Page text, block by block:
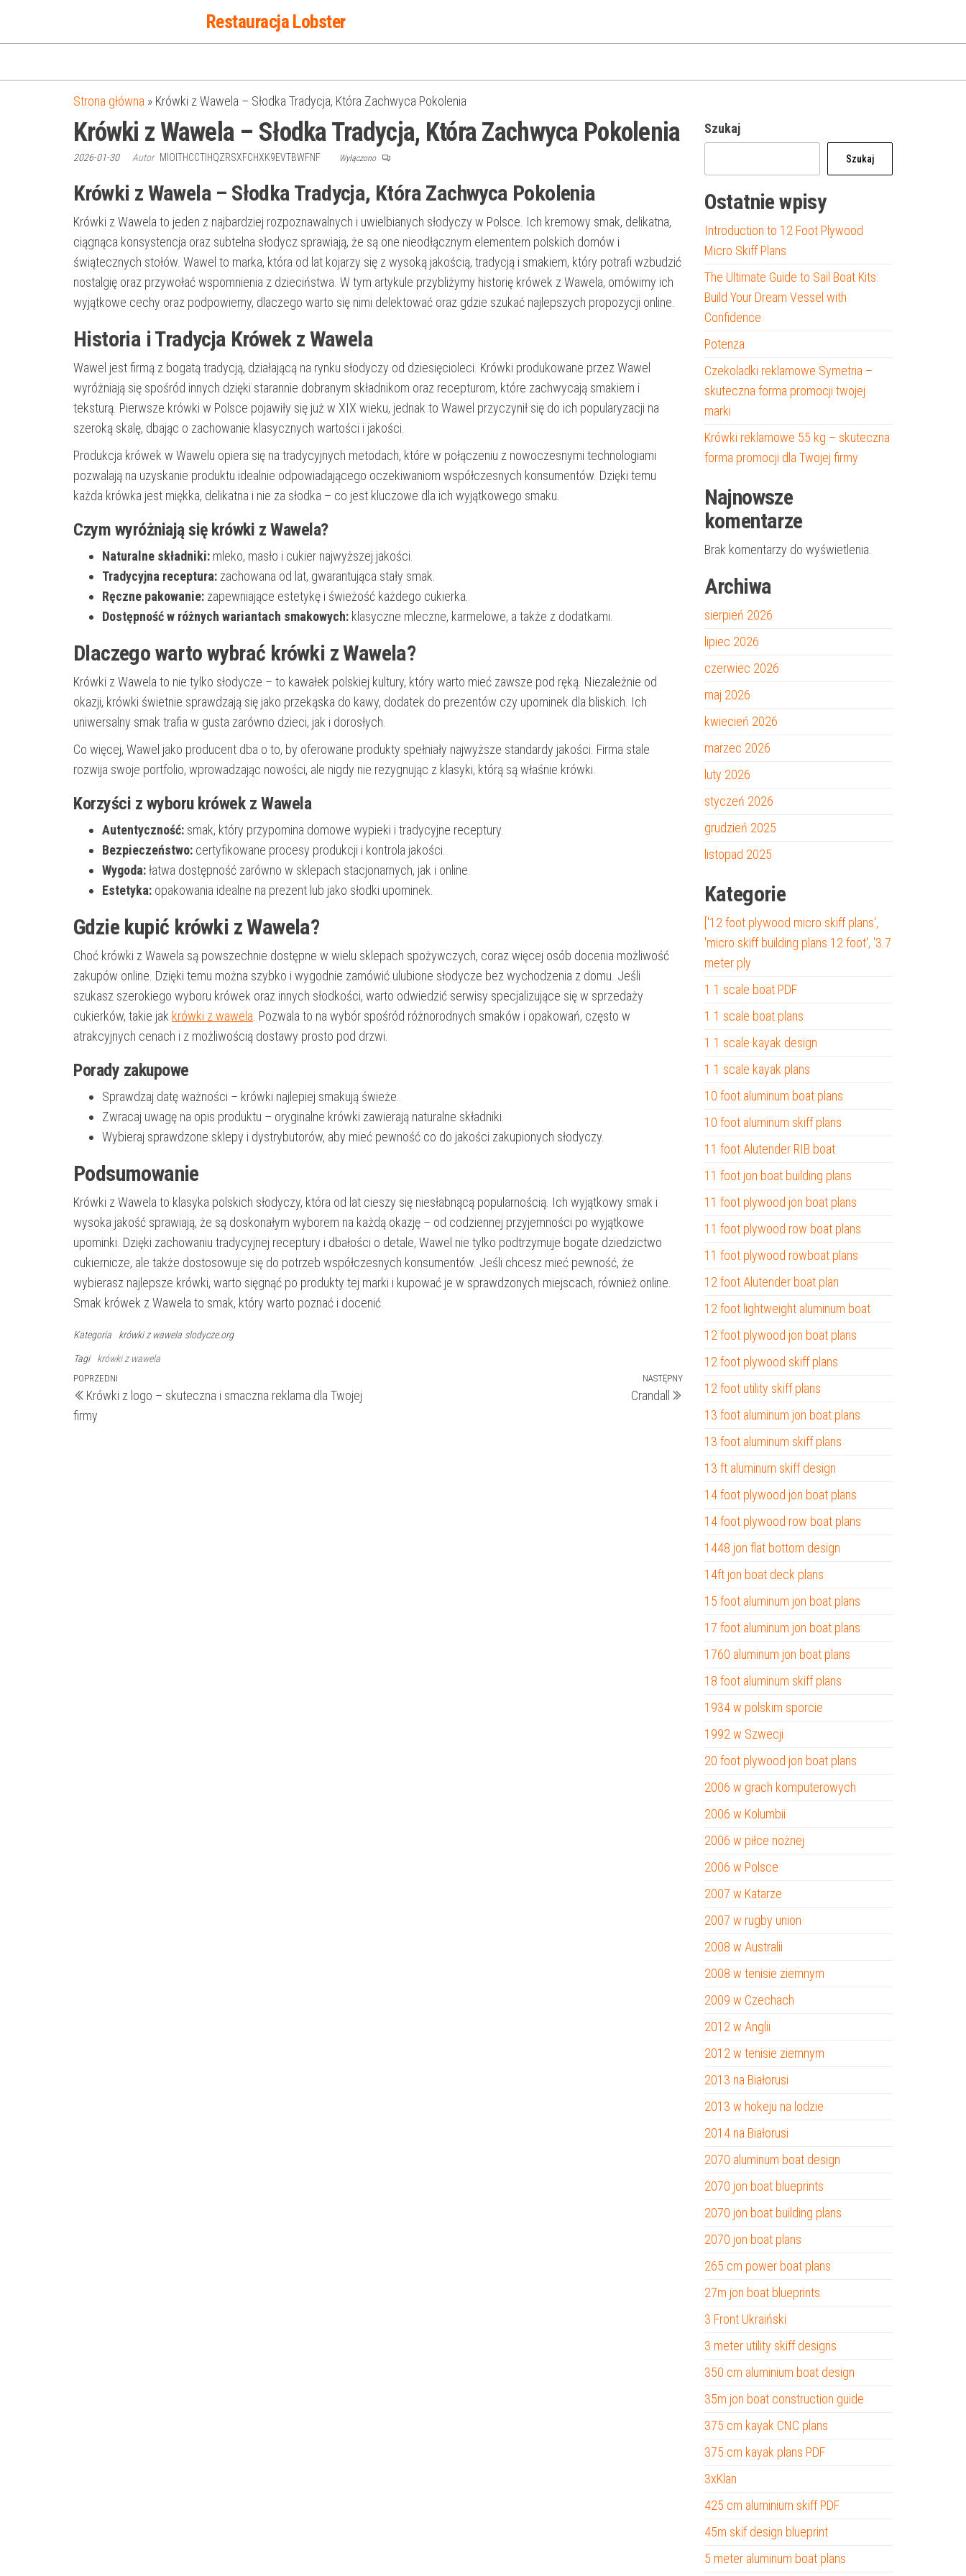
Restauracja Lobster
Strona główna » Krówki z Wawela – Słodka Tradycja, Która Zachwyca Pokolenia
Krówki z Wawela – Słodka Tradycja, Która Zachwyca Pokolenia
2026-01-30 Autor MIOITHCCTIHQZRSXFCHXK9EVTBWFNF Wyłączono
Krówki z Wawela – Słodka Tradycja, Która Zachwyca Pokolenia
Krówki z Wawela to jeden z najbardziej rozpoznawalnych i uwielbianych słodyczy w Polsce. Ich kremowy smak, delikatna,
ciągnąca konsystencja oraz subtelna słodycz sprawiają, że są one nieodłącznym elementem polskich domów i
świątecznych stołów. Wawel to marka, która od lat kojarzy się z wysoką jakością, tradycją i smakiem, który potrafi wzbudzić
nostalgię oraz przywołać wspomnienia z dzieciństwa. W tym artykule przybliżymy historię krówek z Wawela, omówimy ich
wyjątkowe cechy oraz podpowiemy, dlaczego warto się nimi delektować oraz gdzie szukać najlepszych propozycji online.
Historia i Tradycja Krówek z Wawela
Wawel jest firmą z bogatą tradycją, działającą na rynku słodyczy od dziesięcioleci. Krówki produkowane przez Wawel
wyróżniają się spośród innych dzięki starannie dobranym składnikom oraz recepturom, które zachwycają smakiem i
teksturą. Pierwsze krówki w Polsce pojawiły się już w XIX wieku, jednak to Wawel przyczynił się do ich popularyzacji na
szeroką skalę, dbając o zachowanie klasycznych wartości i jakości.
Produkcja krówek w Wawelu opiera się na tradycyjnych metodach, które w połączeniu z nowoczesnymi technologiami
pozwalają na uzyskanie produktu idealnie odpowiadającego oczekiwaniom współczesnych konsumentów. Dzięki temu
każda krówka jest miękka, delikatna i nie za słodka – co jest kluczowe dla ich wyjątkowego smaku.
Czym wyróżniają się krówki z Wawela?
Naturalne składniki: mleko, masło i cukier najwyższej jakości.
Tradycyjna receptura: zachowana od lat, gwarantująca stały smak.
Ręczne pakowanie: zapewniające estetykę i świeżość każdego cukierka.
Dostępność w różnych wariantach smakowych: klasyczne mleczne, karmelowe, a także z dodatkami.
Dlaczego warto wybrać krówki z Wawela?
Krówki z Wawela to nie tylko słodycze – to kawałek polskiej kultury, który warto mieć zawsze pod ręką. Niezależnie od
okazji, krówki świetnie sprawdzają się jako przekąska do kawy, dodatek do prezentów czy upominek dla bliskich. Ich
uniwersalny smak trafia w gusta zarówno dzieci, jak i dorosłych.
Co więcej, Wawel jako producent dba o to, by oferowane produkty spełniały najwyższe standardy jakości. Firma stale
rozwija swoje portfolio, wprowadzając nowości, ale nigdy nie rezygnując z klasyki, którą są właśnie krówki.
Korzyści z wyboru krówek z Wawela
Autentyczność: smak, który przypomina domowe wypieki i tradycyjne receptury.
Bezpieczeństwo: certyfikowane procesy produkcji i kontrola jakości.
Wygoda:łatwa dostępność zarówno w sklepach stacjonarnych, jak i online.
Estetyka: opakowania idealne na prezent lub jako słodki upominek.
Gdzie kupić krówki z Wawela?
Choć krówki z Wawela są powszechnie dostępne w wielu sklepach spożywczych, coraz więcej osób docenia możliwość
zakupów online. Dzięki temu można szybko i wygodnie zamówić ulubione słodycze bez wychodzenia z domu. Jeśli
szukasz szerokiego wyboru krówek oraz innych słodkości, warto odwiedzić serwisy specjalizujące się w sprzedaży
cukierków, takie jak krówki z wawela . Pozwala to na wybór spośród różnorodnych smaków i opakowań, często w
atrakcyjnych cenach i z możliwością dostawy prosto pod drzwi.
Porady zakupowe
Sprawdzaj datę ważności – krówki najlepiej smakują świeże.
Zwracaj uwagę na opis produktu – oryginalne krówki zawierają naturalne składniki.
Wybieraj sprawdzone sklepy i dystrybutorów, aby mieć pewność co do jakości zakupionych słodyczy.
Podsumowanie
Krówki z Wawela to klasyka polskich słodyczy, która od lat cieszy się niesłabnącą popularnością. Ich wyjątkowy smak i
wysoka jakość sprawiają, że są doskonałym wyborem na każdą okazję – od codziennej przyjemności po wyjątkowe
upominki. Dzięki zachowaniu tradycyjnej receptury i dbałości o detale, Wawel nie tylko podtrzymuje bogate dziedzictwo
cukiernicze, ale także dostosowuje się do potrzeb współczesnych konsumentów. Jeśli chcesz mieć pewność, że
wybierasz najlepsze krówki, warto sięgnąć po produkty tej marki i kupować je w sprawdzonych miejscach, również online.
Smak krówek z Wawela to smak, który warto poznać i docenić.
Kategoria krówki z wawela slodycze.org
Tagi krówki z wawela
Nawigacja
wpisu
Poprzedni
wpis
POPRZEDNI
Krówki z logo – skuteczna i smaczna reklama dla Twojej
firmy
Następny
NASTĘPNY
Crandall
Szukaj
Szukaj
Ostatnie wpisy
Introduction to 12 Foot Plywood
Micro Skiff Plans
The Ultimate Guide to Sail Boat Kits:
Build Your Dream Vessel with
Confidence
Potenza
Czekoladki reklamowe Symetria –
skuteczna forma promocji twojej
marki
Krówki reklamowe 55 kg – skuteczna
forma promocji dla Twojej firmy
Najnowsze
komentarze
Brak komentarzy do wyświetlenia.
Archiwa
sierpień 2026
lipiec 2026
czerwiec 2026
maj 2026
kwiecień 2026
marzec 2026
luty 2026
styczeń 2026
grudzień 2025
listopad 2025
Kategorie
['12 foot plywood micro skiff plans',
'micro skiff building plans 12 foot', '3.7
meter ply
1 1 scale boat PDF
1 1 scale boat plans
1 1 scale kayak design
1 1 scale kayak plans
10 foot aluminum boat plans
10 foot aluminum skiff plans
11 foot Alutender RIB boat
11 foot jon boat building plans
11 foot plywood jon boat plans
11 foot plywood row boat plans
11 foot plywood rowboat plans
12 foot Alutender boat plan
12 foot lightweight aluminum boat
12 foot plywood jon boat plans
12 foot plywood skiff plans
12 foot utility skiff plans
13 foot aluminum jon boat plans
13 foot aluminum skiff plans
13 ft aluminum skiff design
14 foot plywood jon boat plans
14 foot plywood row boat plans
1448 jon flat bottom design
14ft jon boat deck plans
15 foot aluminum jon boat plans
17 foot aluminum jon boat plans
1760 aluminum jon boat plans
18 foot aluminum skiff plans
1934 w polskim sporcie
1992 w Szwecji
20 foot plywood jon boat plans
2006 w grach komputerowych
2006 w Kolumbii
2006 w piłce nożnej
2006 w Polsce
2007 w Katarze
2007 w rugby union
2008 w Australii
2008 w tenisie ziemnym
2009 w Czechach
2012 w Anglii
2012 w tenisie ziemnym
2013 na Białorusi
2013 w hokeju na lodzie
2014 na Białorusi
2070 aluminum boat design
2070 jon boat blueprints
2070 jon boat building plans
2070 jon boat plans
265 cm power boat plans
27m jon boat blueprints
3 Front Ukraiński
3 meter utility skiff designs
350 cm aluminium boat design
35m jon boat construction guide
375 cm kayak CNC plans
375 cm kayak plans PDF
3xKlan
425 cm aluminium skiff PDF
45m skif design blueprint
5 meter aluminum boat plans